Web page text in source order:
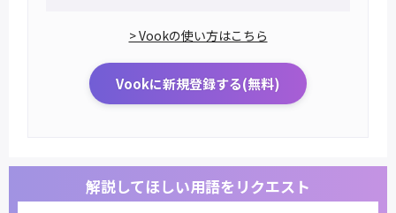
> Vookの使い方はこちら
Vookに新規登録する(無料)
解説してほしい用語をリクエスト